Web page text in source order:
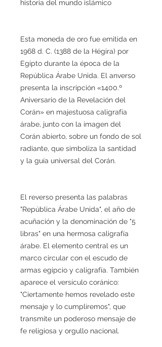
historia del mundo islámico
Esta moneda de oro fue emitida en
1968 d. C. (1388 de la Hégira) por
Egipto durante la época de la
República Árabe Unida. El anverso
presenta la inscripción «1400.º
Aniversario de la Revelación del
Corán» en majestuosa caligrafía
árabe, junto con la imagen del
Corán abierto, sobre un fondo de sol
radiante, que simboliza la santidad
y la guía universal del Corán.
El reverso presenta las palabras
"República Árabe Unida", el año de
acuñación y la denominación de "5
libras" en una hermosa caligrafía
árabe. El elemento central es un
marco circular con el escudo de
armas egipcio y caligrafía. También
aparece el versículo coránico:
"Ciertamente hemos revelado este
mensaje y lo cumpliremos", que
transmite un poderoso mensaje de
fe religiosa y orgullo nacional.